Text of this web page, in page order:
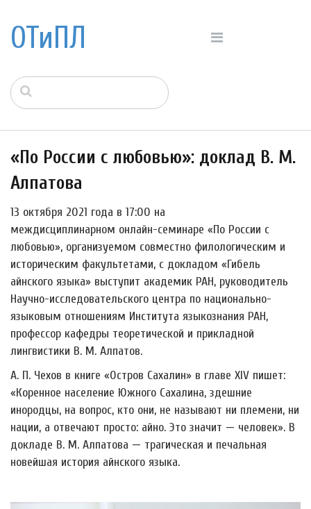
ОТиПЛ
«По России с любовью»: доклад В. М.
Алпатова
13 октября 2021 года в 17:00 на
междисциплинарном онлайн-семинаре «По России с
любовью», организуемом совместно филологическим и
историческим факультетами, с докладом «Гибель
айнского языка» выступит академик РАН, руководитель
Научно-исследовательского центра по национально-
языковым отношениям Института языкознания РАН,
профессор кафедры теоретической и прикладной
лингвистики В. М. Алпатов.
А. П. Чехов в книге «Остров Сахалин» в главе XIV пишет:
«Коренное население Южного Сахалина, здешние
инородцы, на вопрос, кто они, не называют ни племени, ни
нации, а отвечают просто: айно. Это значит — человек». В
докладе В. М. Алпатова — трагическая и печальная
новейшая история айнского языка.